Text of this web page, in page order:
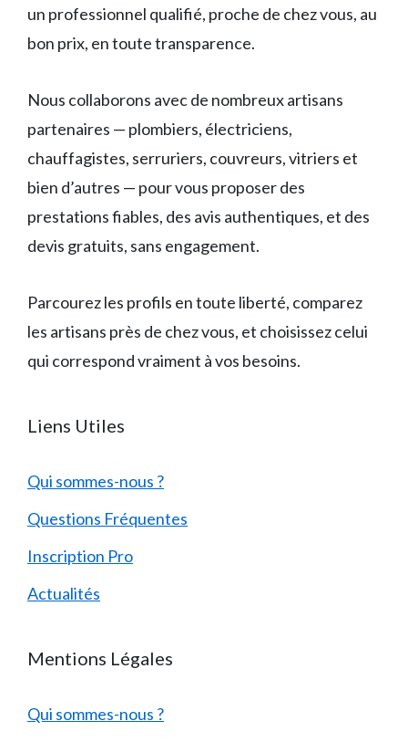
un professionnel qualifié, proche de chez vous, au
bon prix, en toute transparence.
Nous collaborons avec de nombreux artisans
partenaires — plombiers, électriciens,
chauffagistes, serruriers, couvreurs, vitriers et
bien d’autres — pour vous proposer des
prestations fiables, des avis authentiques, et des
devis gratuits, sans engagement.
Parcourez les profils en toute liberté, comparez
les artisans près de chez vous, et choisissez celui
qui correspond vraiment à vos besoins.
Liens Utiles
Qui sommes-nous ?
Questions Fréquentes
Inscription Pro
Actualités
Mentions Légales
Qui sommes-nous ?